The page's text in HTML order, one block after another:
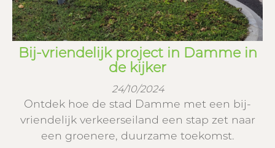
Bij-vriendelijk project in Damme in
de kijker
24/10/2024
Ontdek hoe de stad Damme met een bij-
vriendelijk verkeerseiland een stap zet naar
een groenere, duurzame toekomst.